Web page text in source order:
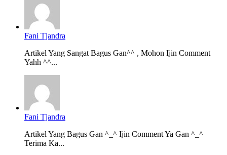
Fani Tjandra
Artikel Yang Sangat Bagus Gan^^ , Mohon Ijin Comment
Yahh ^^...
Fani Tjandra
Artikel Yang Bagus Gan ^_^ Ijin Comment Ya Gan ^_^
Terima Ka...